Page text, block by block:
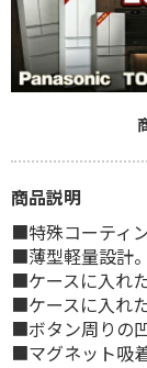
商品説明
■特殊コーティ
■薄型軽量設計。
■ケースに入れ
■ケースに入れ
■ボタン周りの
■マグネット吸